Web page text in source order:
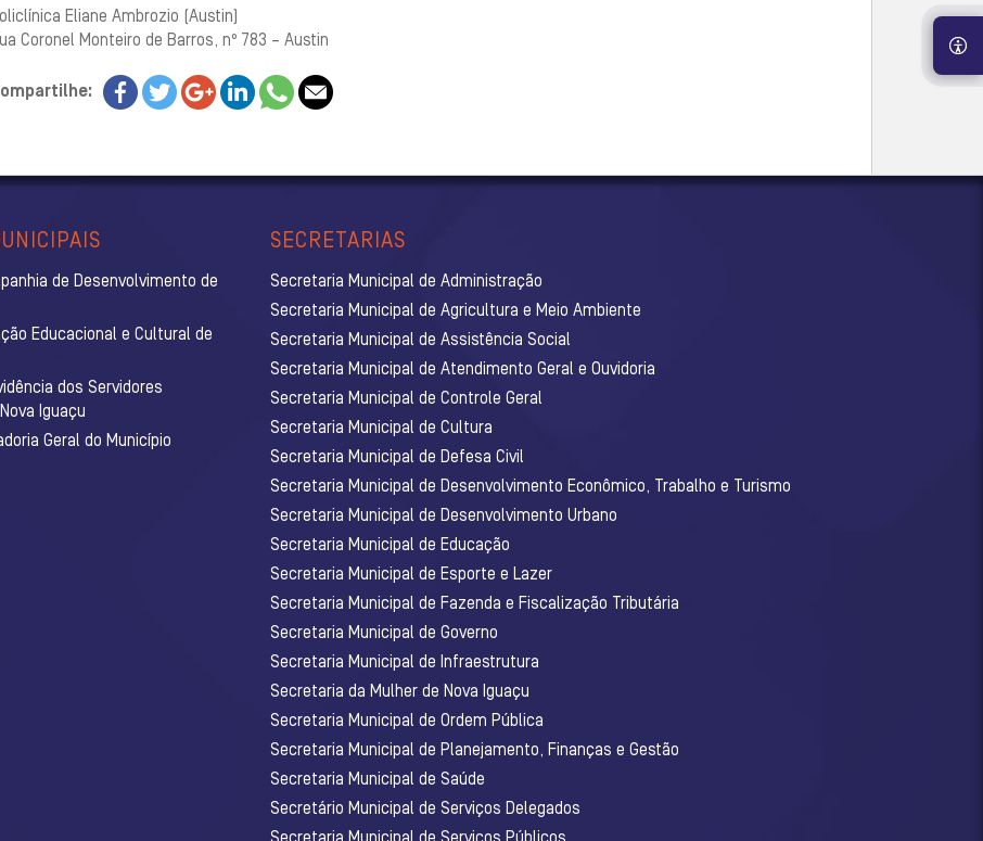
Eliane Ambrozio (Austin)
Coronel Monteiro de Barros, nº 783 – Austin
de Desenvolvimento de
Educacional e Cultural de
dos Servidores
Iguaçu
Geral do Município
SECRETARIAS
Secretaria Municipal de Administração
Secretaria Municipal de Agricultura e Meio Ambiente
Secretaria Municipal de Assistência Social
Secretaria Municipal de Atendimento Geral e Ouvidoria
Secretaria Municipal de Controle Geral
Secretaria Municipal de Cultura
Secretaria Municipal de Defesa Civil
Secretaria Municipal de Desenvolvimento Econômico, Trabalho e Turismo
Secretaria Municipal de Desenvolvimento Urbano
Secretaria Municipal de Educação
Secretaria Municipal de Esporte e Lazer
Secretaria Municipal de Fazenda e Fiscalização Tributária
Secretaria Municipal de Governo
Secretaria Municipal de Infraestrutura
Secretaria da Mulher de Nova Iguaçu
Secretaria Municipal de Ordem Pública
Secretaria Municipal de Planejamento, Finanças e Gestão
Secretaria Municipal de Saúde
Secretário Municipal de Serviços Delegados